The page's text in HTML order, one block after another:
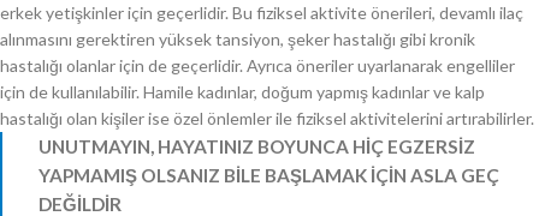
erkek yetişkinler için geçerlidir. Bu fiziksel aktivite önerileri, devamlı ilaç
alınmasını gerektiren yüksek tansiyon, şeker hastalığı gibi kronik
hastalığı olanlar için de geçerlidir. Ayrıca öneriler uyarlanarak engelliler
için de kullanılabilir. Hamile kadınlar, doğum yapmış kadınlar ve kalp
hastalığı olan kişiler ise özel önlemler ile fiziksel aktivitelerini artırabilirler.
UNUTMAYIN, HAYATINIZ BOYUNCA HİÇ EGZERSİZ
YAPMAMIŞ OLSANIZ BİLE BAŞLAMAK İÇİN ASLA GEÇ
DEĞİLDİR